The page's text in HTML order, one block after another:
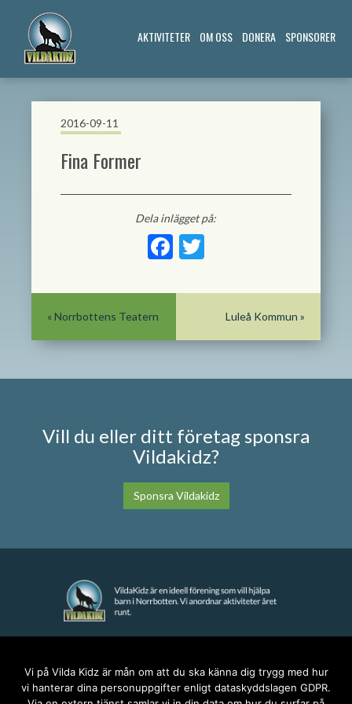
AKTIVITETER OM OSS DONERA SPONSORER
2016-09-11
Fina Former
Dela inlägget på:
Facebook
Twitter
Luleå Kommun »
« Norrbottens Teatern
Vill du eller ditt företag sponsra
Vildakidz?
Sponsra Vildakidz
anna@vildakidz.se
Vi på Vilda Kidz är mån om att du ska känna dig trygg med hur
vi hanterar dina personuppgifter enligt dataskyddslagen GDPR.